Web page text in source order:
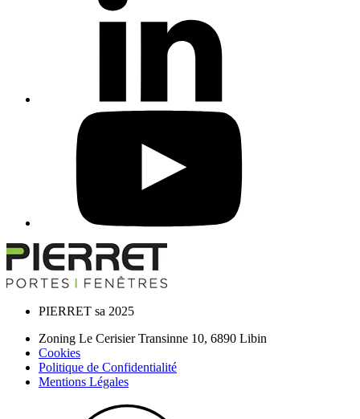
PIERRET sa 2025
Zoning Le Cerisier Transinne 10, 6890 Libin
Cookies
Politique de Confidentialité
Mentions Légales